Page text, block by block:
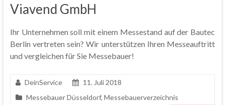
Viavend GmbH
Ihr Unternehmen soll mit einem Messestand auf der Bautec
Berlin vertreten sein? Wir unterstützen Ihren Messeauftritt
und vergleichen für Sie Messebauer!
DeinService
11. Juli 2018
Messebauer Düsseldorf, Messebauerverzeichnis